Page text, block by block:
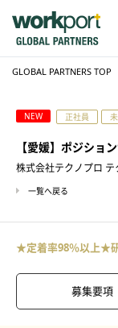
GLOBAL PARTNERS TOP
NEW 正社員
【愛媛】ポジショ
株式会社テクノプロ
一覧へ戻る
★定着率98％以上★
募集要項